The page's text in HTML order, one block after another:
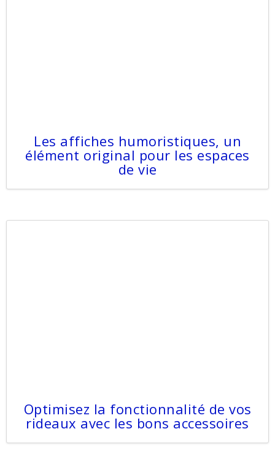
Les affiches humoristiques, un
élément original pour les espaces
de vie
Optimisez la fonctionnalité de vos
rideaux avec les bons accessoires